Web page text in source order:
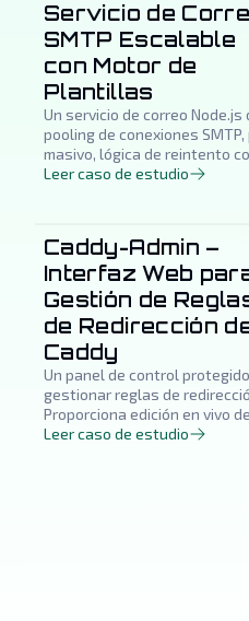
Servicio de
SMTP Escalable
con Motor de
Plantillas
Un servicio de correo
pooling de conexiones
masivo, lógica de reintento
una interfaz de
Leer caso de estudio
Caddy-Admin –
Interfaz Web
Gestión de
de Redirección
Caddy
Un panel de control
gestionar reglas de
Proporciona edición en vivo
instantáneas, verificación
Leer caso de estudio